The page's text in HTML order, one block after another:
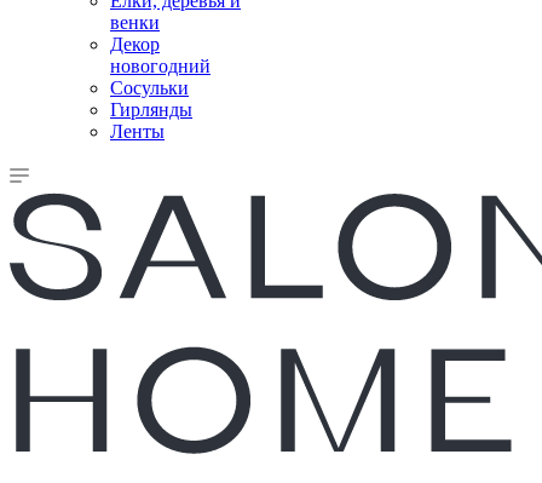
венки
Декор
новогодний
Сосульки
Гирлянды
Ленты